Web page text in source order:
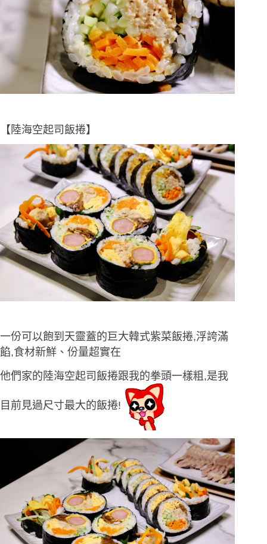
【陸海空起司飯捲】
一份可以飽到天靈蓋的巨大韓式紫菜飯捲,浮誇滿
餡,食材新鮮、份量超實在
他們家的陸海空起司飯捲跟我的拳頭一樣粗,是我
目前見過尺寸最大的飯捲!